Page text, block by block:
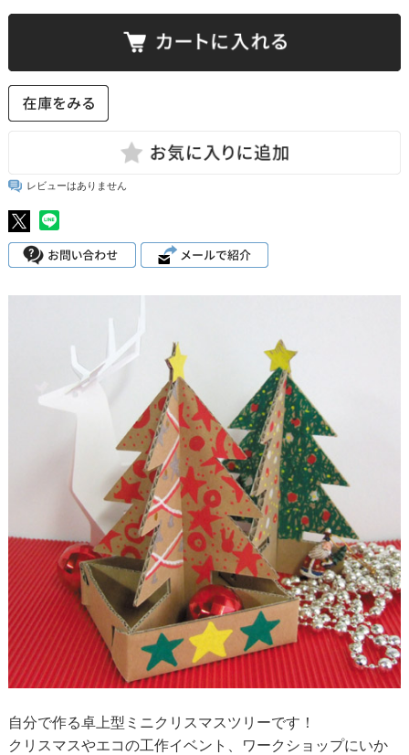
レビューはありません
自分で作る卓上型ミニクリスマスツリーです！
クリスマスやエコの工作イベント、ワークショップにいか